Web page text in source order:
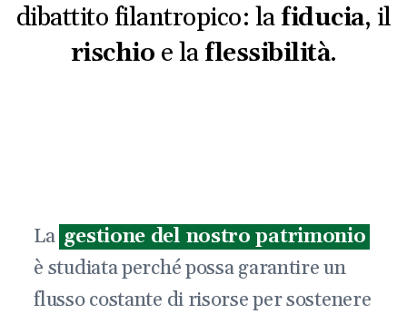
dibattito filantropico: lafiducia, il
rischio e laflessibilità.
La gestione del nostro patrimonio
è studiata perché possa garantire un
flusso costante di risorse per sostenere